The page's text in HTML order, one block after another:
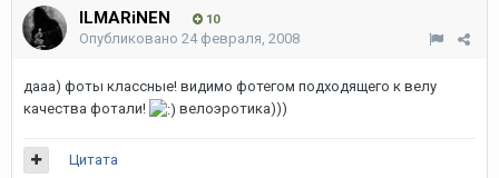
ILMARiNEN 10
Опубликовано 24 февраля, 2008
дааа) фоты классные! видимо фотегом подходящего к велу
качества фотали!
велоэротика)))
Цитата